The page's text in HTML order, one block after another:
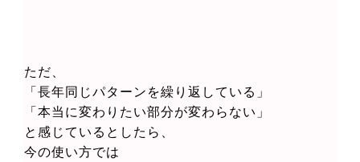
ただ、
「長年同じパターンを繰り返している」
「本当に変わりたい部分が変わらない」
と感じているとしたら、
今の使い方では